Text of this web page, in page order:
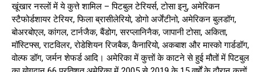
खूंखार नस्लों में ये कुत्ते शामिल – पिटबुल टेरियर्स, टोसा इनु, अमेरिकन
स्टैफोर्डशायर टेरियर, फिला ब्रासीलेरियो, डोगो अर्जेंटीनो, अमेरिकन बुलडॉग,
बोअरबोएल, कांगल, टार्नजैक, बैंडोग, सरप्लानिनैक, जापानी टोसा, अकिता,
मॉस्टिफ्स, राटविलर, रोडेशियन रिजबैक, कैनारियो, अकबाश और मास्को गार्डडॉग,
वोल्फ डॉग, जर्मन शेफर्ड आदि। अमेरिका में कुत्तों के काटने से हुई मौतों में पिटबुल